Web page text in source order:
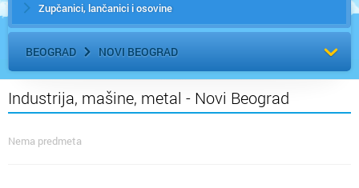
Zupčanici, lančanici i osovine
BEOGRAD NOVI BEOGRAD
Industrija, mašine, metal - Novi Beograd
Nema predmeta